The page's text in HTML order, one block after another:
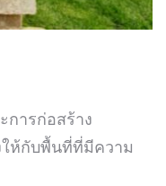
การก่อสร้าง
ห้กับพื้นที่ที่มีความ